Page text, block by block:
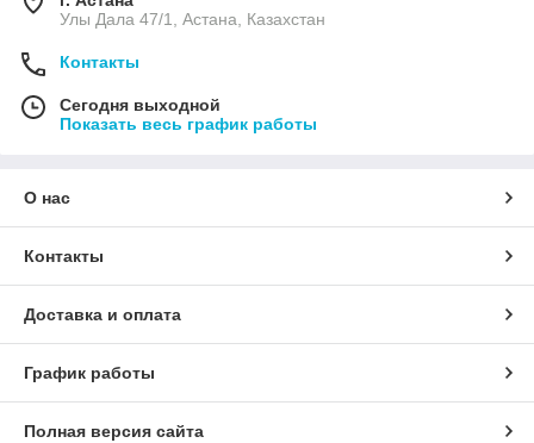
Улы Дала 47/1, Астана, Казахстан
Контакты
Сегодня выходной
Показать весь график работы
О нас
Контакты
Доставка и оплата
График работы
Полная версия сайта